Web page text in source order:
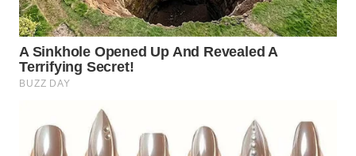
SAMOSIR
WN
PADANG
LAWAS
WN
SUMEDANG